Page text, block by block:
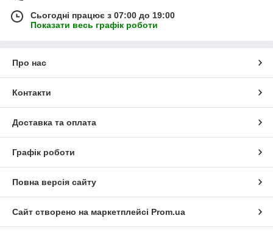
Сьогодні працює з 07:00 до 19:00
Показати весь графік роботи
Про нас
Контакти
Доставка та оплата
Графік роботи
Повна версія сайту
Сайт створено на маркетплейсі Prom.ua